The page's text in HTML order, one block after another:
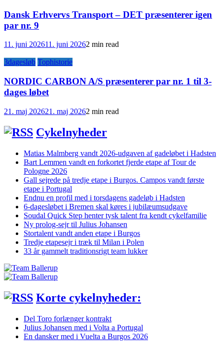
Dansk Erhvervs Transport – DET præsenterer igen
par nr. 9
11. juni 202611. juni 20262 min read
3dagesløb Tophistorie
NORDIC CARBON A/S præsenterer par nr. 1 til 3-
dages løbet
21. maj 202621. maj 20262 min read
Cykelnyheder
Matias Malmberg vandt 2026-udgaven af gadeløbet i Hadsten
Bart Lemmen vandt en forkortet fjerde etape af Tour de
Pologne 2026
Gall sejrede på tredje etape i Burgos. Campos vandt første
etape i Portugal
Endnu en profil med i torsdagens gadeløb i Hadsten
6-dagesløbet i Bremen skal køres i jubilæumsudgave
Soudal Quick Step henter tysk talent fra kendt cykelfamilie
Ny prolog-sejr til Julius Johansen
Stortalent vandt anden etape i Burgos
Tredje etapesejr i træk til Milan i Polen
33 år gammelt traditionsrigt team lukker
Korte cykelnyheder:
Del Toro forlænger kontrakt
Julius Johansen med i Volta a Portugal
En dansker med i Vuelta a Burgos 2026